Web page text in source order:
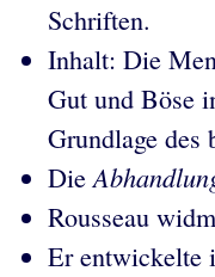
Schriften.
Inhalt: Die
Gut und Böse
Grundlage des
Die
Rousseau
Er entwickelte